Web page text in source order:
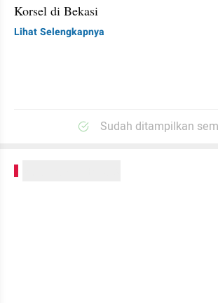
Korsel di Bekasi
Lihat Selengkapnya
Sudah ditampilkan